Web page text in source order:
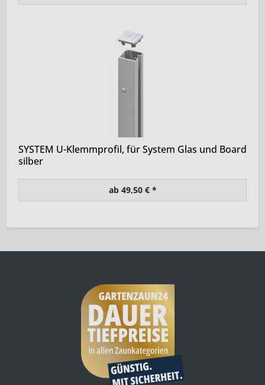
SYSTEM U-Klemmprofil, für System Glas und Board
silber
ab 49,50 € *